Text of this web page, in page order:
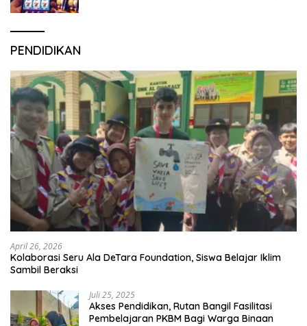
PENDIDIKAN
April 26, 2026
Kolaborasi Seru Ala DeTara Foundation, Siswa Belajar Iklim
Sambil Beraksi
Juli 25, 2025
Akses Pendidikan, Rutan Bangil Fasilitasi
Pembelajaran PKBM Bagi Warga Binaan